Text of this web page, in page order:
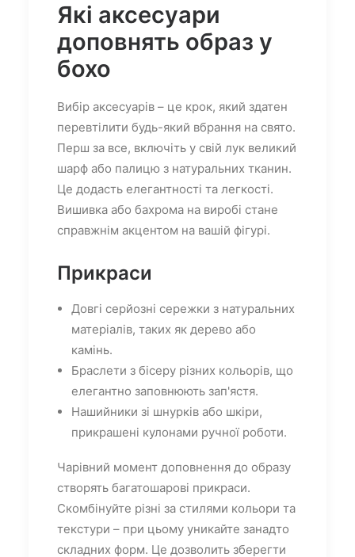
Які аксесуари
доповнять образ у
бохо
Вибір аксесуарів – це крок, який здатен
перевтілити будь-який вбрання на свято.
Перш за все, включіть у свій лук великий
шарф або палицю з натуральних тканин.
Це додасть елегантності та легкості.
Вишивка або бахрома на виробі стане
справжнім акцентом на вашій фігурі.
Прикраси
Довгі серйозні сережки з натуральних
матеріалів, таких як дерево або
камінь.
Браслети з бісеру різних кольорів, що
елегантно заповнюють зап'ястя.
Нашийники зі шнурків або шкіри,
прикрашені кулонами ручної роботи.
Чарівний момент доповнення до образу
створять багатошарові прикраси.
Скомбінуйте різні за стилями кольори та
текстури – при цьому уникайте занадто
складних форм. Це дозволить зберегти